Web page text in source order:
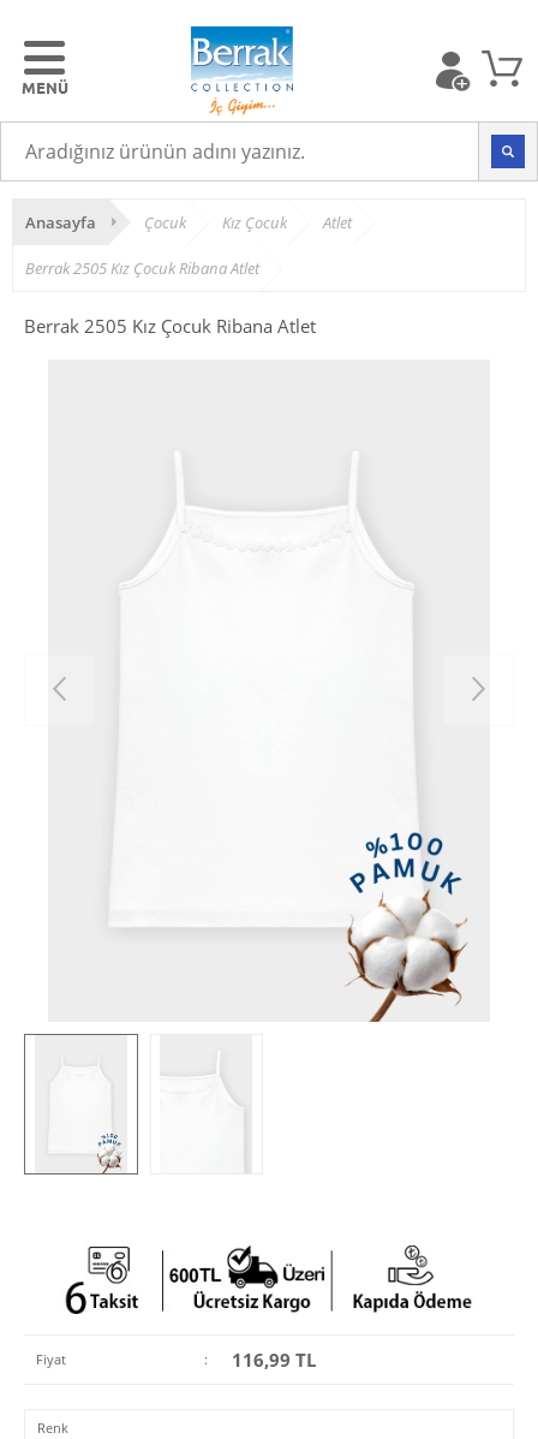
Anasayfa Çocuk Kız Çocuk Atlet
Berrak 2505 Kız Çocuk Ribana Atlet
Berrak 2505 Kız Çocuk Ribana Atlet
Fiyat : 116,99 TL
Renk